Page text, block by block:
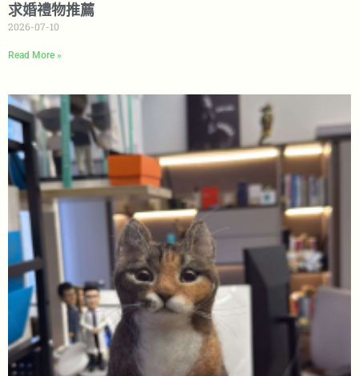
求婚禮物推薦
2026-07-10
Read More »